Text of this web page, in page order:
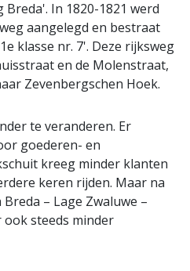
In 1820-1821 werd
aangelegd en bestraat
klasse nr. 7'. Deze rijksweg
en de Molenstraat,
Zevenbergschen Hoek.
te veranderen. Er
goederen- en
kreeg minder klanten
keren rijden. Maar na
– Lage Zwaluwe –
steeds minder